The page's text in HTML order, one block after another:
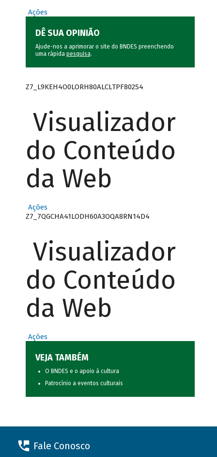
Ações
DÊ SUA OPINIÃO
Ajude-nos a aprimorar o site do BNDES preenchendo
uma rápida pesquisa.
Z7_L9KEH4O0LORH80ALCLTPF802S4
Visualizador
do Conteúdo
da Web
Ações
Z7_7QGCHA41LODH60A3OQA8RN14D4
Visualizador
do Conteúdo
da Web
Ações
VEJA TAMBÉM
O BNDES e o apoio à cultura
Patrocínio a eventos culturais
Fale Conosco